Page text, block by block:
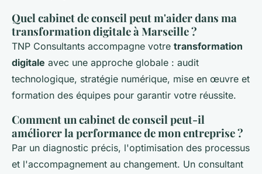
Quel cabinet de conseil peut m'aider dans ma
transformation digitale à Marseille ?
TNP Consultants accompagne votre transformation
digitale avec une approche globale : audit
technologique, stratégie numérique, mise en œuvre et
formation des équipes pour garantir votre réussite.
Comment un cabinet de conseil peut-il
améliorer la performance de mon entreprise ?
Par un diagnostic précis, l'optimisation des processus
et l'accompagnement au changement. Un consultant